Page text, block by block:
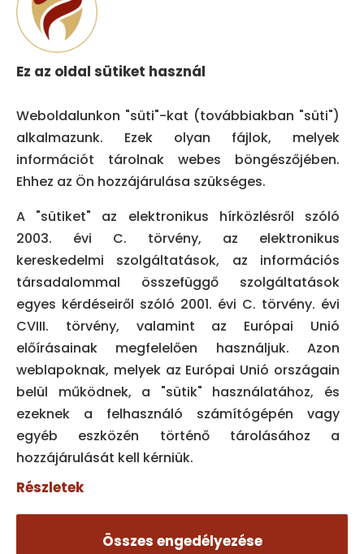
NYITVATARTÁS
H – SZ:08:00-20:00
V: 09:00 – 18:00
Staf Login
CÍM
1061 Budapest,
Király utca 14.
TÉRKÉP
KAPCSOLAT
 06 30 971 4812

Ez az oldal sütiket használ
Weboldalunkon "süti"-kat (továbbiakban "süti")
alkalmazunk. Ezek olyan fájlok, melyek
információt tárolnak webes böngészőjében.
Ehhez az Ön hozzájárulása szükséges.
A "sütiket" az elektronikus hírközlésről szóló
2003. évi C. törvény, az elektronikus
kereskedelmi szolgáltatások, az információs
társadalommal összefüggő szolgáltatások
egyes kérdéseiről szóló 2001. évi C. törvény. évi
CVIII. törvény, valamint az Európai Unió
előírásainak megfelelően használjuk. Azon
weblapoknak, melyek az Európai Unió országain
belül működnek, a "sütik" használatához, és
ezeknek a felhasználó számítógépén vagy
egyéb eszközén történő tárolásához a
hozzájárulását kell kérniük.
Részletek
Összes engedélyezése